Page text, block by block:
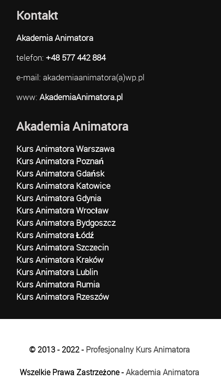
Kontakt
Akademia Animatora
telefon: +48 577 442 884
e-mail: akademiaanimatora(a)wp.pl
www: AkademiaAnimatora.pl
Akademia Animatora
Kurs Animatora Warszawa
Kurs Animatora Poznań
Kurs Animatora Gdańsk
Kurs Animatora Katowice
Kurs Animatora Gdynia
Kurs Animatora Wrocław
Kurs Animatora Bydgoszcz
Kurs Animatora Łódź
Kurs Animatora Szczecin
Kurs Animatora Kraków
Kurs Animatora Lublin
Kurs Animatora Rumia
Kurs Animatora Rzeszów
© 2013 - 2022 - Profesjonalny Kurs Animatora
Wszelkie Prawa Zastrzeżone -Akademia Animatora